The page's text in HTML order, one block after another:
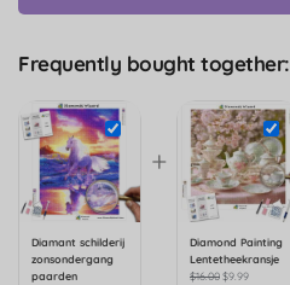
Frequently bought together:
Diamant schilderij
zonsondergang
paarden
+
Diamond Painting
Lentetheekransje
$16.00$9.99